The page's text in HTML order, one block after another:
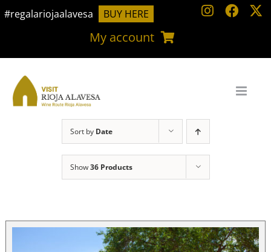
Skip
#regalariojaalavesa BUY HERE
My account
Sort by Date
Show36 Products